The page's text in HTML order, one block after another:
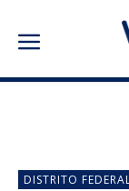
DISTRITO